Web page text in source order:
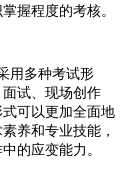
握程度的考核。
多种考试形
试、现场创作
可以更加全面地
养和专业技能，
的应变能力。